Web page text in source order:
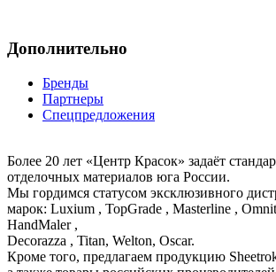
Дополнительно
Бренды
Партнеры
Спецпредложения
Более 20 лет «Центр Красок» задаёт
отделочных материалов юга России.
Мы гордимся статусом эксклюзивного
марок: Luxium , TopGrade , Masterline ,
HandMaler ,
Decorazza , Titan, Welton, Oscar.
Кроме того, предлагаем продукцию